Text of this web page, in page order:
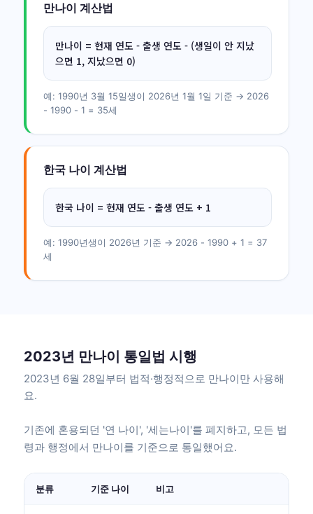
만나이 계산법
만나이 = 현재 연도 - 출생 연도 - (생일이 안 지났
으면 1, 지났으면 0)
예: 1990년 3월 15일생이 2026년 1월 1일 기준 → 2026
- 1990 - 1 = 35세
한국 나이 계산법
한국 나이 = 현재 연도 - 출생 연도 + 1
예: 1990년생이 2026년 기준 → 2026 - 1990 + 1 = 37
세
2023년 만나이 통일법 시행
2023년 6월 28일부터 법적·행정적으로 만나이만 사용해
요.
기존에 혼용되던 '연 나이', '세는나이'를 폐지하고, 모든 법
령과 행정에서 만나이를 기준으로 통일했어요.
분류 기준 나이 비고